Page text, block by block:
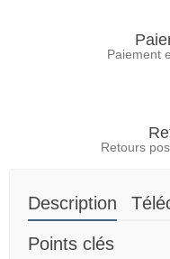
Paiement
Retours
Description
Points clés